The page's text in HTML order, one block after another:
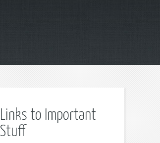
Links to Important
Stuff